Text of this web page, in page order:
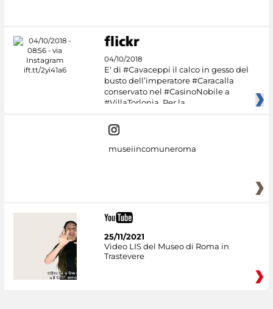
04/10/2018
E' di #Cavaceppi il calco in gesso del
busto dell’imperatore #Caracalla
conservato nel #CasinoNobile a
#VillaTorlonia. Per la
museiincomuneroma
25/11/2021
Video LIS del Museo di Roma in
Trastevere